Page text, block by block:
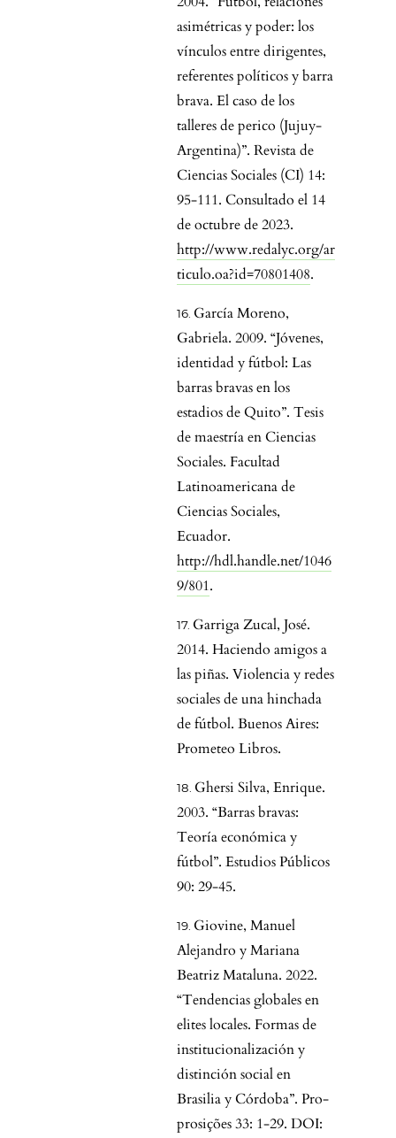
asimétricas y poder: los
vínculos entre dirigentes,
referentes políticos y barra
brava. El caso de los
talleres de perico (Jujuy-
Argentina)”. Revista de
Ciencias Sociales (CI) 14:
95-111. Consultado el 14
de octubre de 2023.
http://www.redalyc.org/ar
ticulo.oa?id=70801408.
García Moreno,
Gabriela. 2009. “Jóvenes,
identidad y fútbol: Las
barras bravas en los
estadios de Quito”. Tesis
de maestría en Ciencias
Sociales. Facultad
Latinoamericana de
Ciencias Sociales,
Ecuador.
http://hdl.handle.net/1046
9/801.
Garriga Zucal, José.
2014. Haciendo amigos a
las piñas. Violencia y redes
sociales de una hinchada
de fútbol. Buenos Aires:
Prometeo Libros.
Ghersi Silva, Enrique.
2003. “Barras bravas:
Teoría económica y
fútbol”. Estudios Públicos
90: 29-45.
Giovine, Manuel
Alejandro y Mariana
Beatriz Mataluna. 2022.
“Tendencias globales en
elites locales. Formas de
institucionalización y
distinción social en
Brasilia y Córdoba”. Pro-
prosições 33: 1-29. DOI: